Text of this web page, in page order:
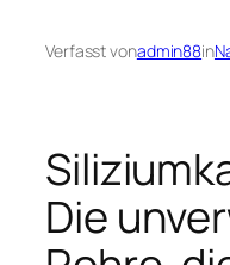
Verfasst vonadmin88in
Die